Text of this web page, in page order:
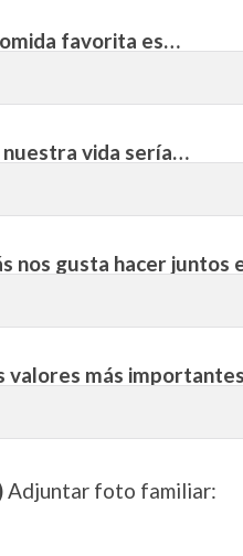
favorita es…
nuestra vida sería…
nos gusta hacer juntos
valores más
Adjuntar foto familiar: